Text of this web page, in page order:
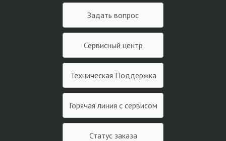
Задать вопрос
Сервисный центр
Техническая Поддержка
Горячая линия с сервисом
Статус заказа